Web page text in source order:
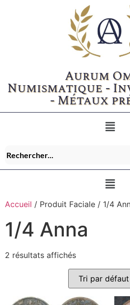
Aurum
Numismatique -
- Métaux
Accueil / Produit Faciale / 1/4
1/4 Anna
2 résultats affichés